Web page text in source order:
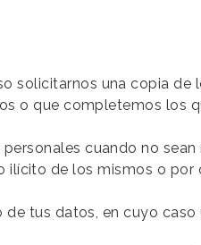
solicitarnos una copia de
o que completemos los
cuando no sean
ilícito de los mismos o por
tus datos, en cuyo caso